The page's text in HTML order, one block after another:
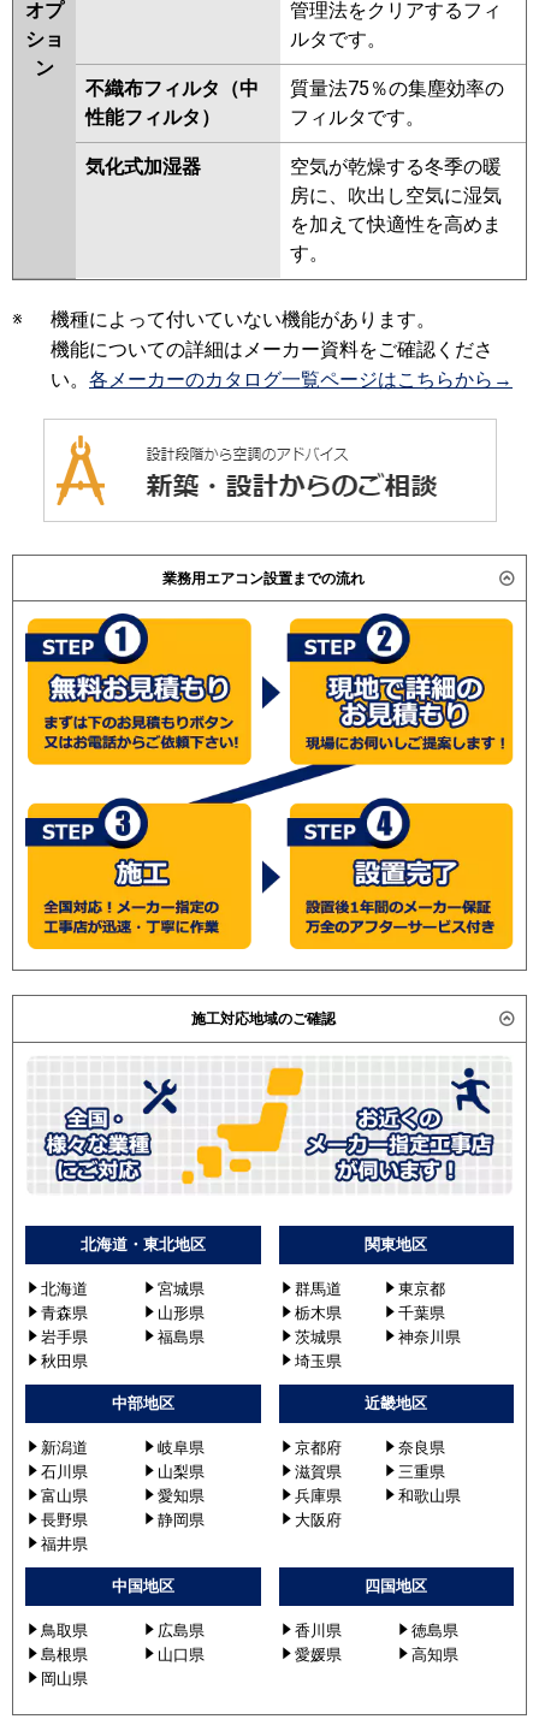
オプ
ショ
ン
管理法をクリアするフィ
ルタです。
不織布フィルタ（中
性能フィルタ）
質量法75％の集塵効率の
フィルタです。
気化式加湿器
空気が乾燥する冬季の暖
房に、吹出し空気に湿気
を加えて快適性を高めま
す。
※
機種によって付いていない機能があります。
機能についての詳細はメーカー資料をご確認くださ
い。 各メーカーのカタログ一覧ページはこちらから→
業務用エアコン設置までの流れ
施工対応地域のご確認
北海道・東北地区
北海道
宮城県
青森県
山形県
岩手県
福島県
秋田県
関東地区
群馬道
東京都
栃木県
千葉県
茨城県
神奈川県
埼玉県
中部地区
新潟道
岐阜県
石川県
山梨県
富山県
愛知県
長野県
静岡県
福井県
近畿地区
京都府
奈良県
滋賀県
三重県
兵庫県
和歌山県
大阪府
中国地区
鳥取県
広島県
島根県
山口県
岡山県
四国地区
香川県
徳島県
愛媛県
高知県